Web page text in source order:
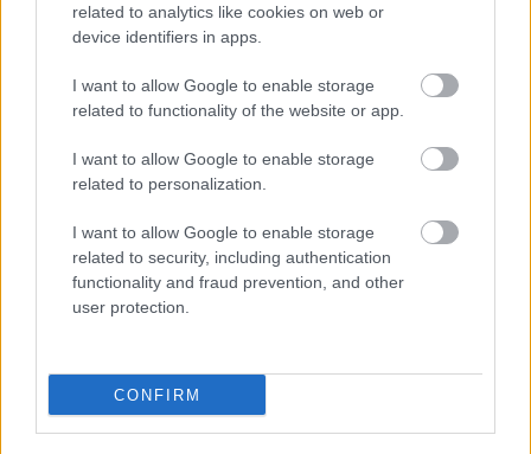
related to analytics like cookies on web or
device identifiers in apps.
I want to allow Google to enable storage
related to functionality of the website or app.
I want to allow Google to enable storage
related to personalization.
I want to allow Google to enable storage
related to security, including authentication
functionality and fraud prevention, and other
user protection.
CONFIRM
HÍRLEVÉL
E-mail cím
Feliratkozom a hírlevélre és elfogadom az
adatvédelmi
szabályzatot!
LEGFRISSEBB